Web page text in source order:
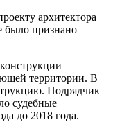
архитектора
было признано
территории. В
Подрядчик
судебные
до 2018 года.